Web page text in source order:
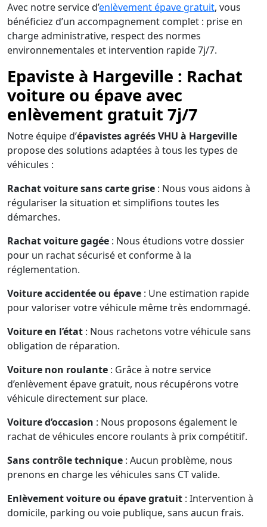
Avec notre service d’enlèvement épave gratuit, vous
bénéficiez d’un accompagnement complet : prise en
charge administrative, respect des normes
environnementales et intervention rapide 7j/7.
Epaviste à Hargeville : Rachat
voiture ou épave avec
enlèvement gratuit 7j/7
Notre équipe d’épavistes agréés VHU à Hargeville
propose des solutions adaptées à tous les types de
véhicules :
Rachat voiture sans carte grise : Nous vous aidons à
régulariser la situation et simplifions toutes les
démarches.
Rachat voiture gagée : Nous étudions votre dossier
pour un rachat sécurisé et conforme à la
réglementation.
Voiture accidentée ou épave : Une estimation rapide
pour valoriser votre véhicule même très endommagé.
Voiture en l’état : Nous rachetons votre véhicule sans
obligation de réparation.
Voiture non roulante : Grâce à notre service
d’enlèvement épave gratuit, nous récupérons votre
véhicule directement sur place.
Voiture d’occasion : Nous proposons également le
rachat de véhicules encore roulants à prix compétitif.
Sans contrôle technique : Aucun problème, nous
prenons en charge les véhicules sans CT valide.
Enlèvement voiture ou épave gratuit : Intervention à
domicile, parking ou voie publique, sans aucun frais.